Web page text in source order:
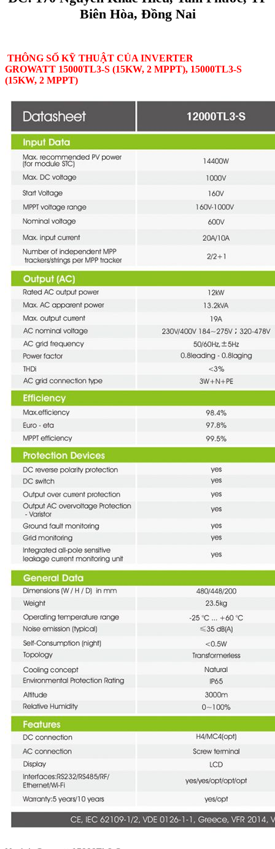
Biên Hòa, Đồng Nai
THÔNG SỐ KỸ THUẬT CỦA INVERTER
GROWATT 15000TL3-S (15KW, 2 MPPT), 15000TL3-S
(15KW, 2 MPPT)